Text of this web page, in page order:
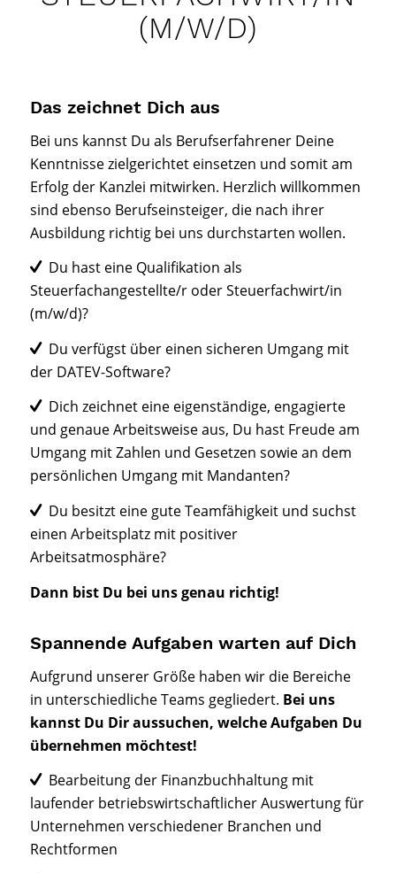
(M/W/D)
Das zeichnet Dich aus
Bei uns kannst Du als Berufserfahrener Deine
Kenntnisse zielgerichtet einsetzen und somit am
Erfolg der Kanzlei mitwirken. Herzlich willkommen
sind ebenso Berufseinsteiger, die nach ihrer
Ausbildung richtig bei uns durchstarten wollen.
Du hast eine Qualifikation als
Steuerfachangestellte/r oder Steuerfachwirt/in
(m/w/d)?
Du verfügst über einen sicheren Umgang mit
der DATEV-Software?
Dich zeichnet eine eigenständige, engagierte
und genaue Arbeitsweise aus, Du hast Freude am
Umgang mit Zahlen und Gesetzen sowie an dem
persönlichen Umgang mit Mandanten?
Du besitzt eine gute Teamfähigkeit und suchst
einen Arbeitsplatz mit positiver
Arbeitsatmosphäre?
Dann bist Du bei uns genau richtig!
Spannende Aufgaben warten auf Dich
Aufgrund unserer Größe haben wir die Bereiche
in unterschiedliche Teams gegliedert. Bei uns
kannst Du Dir aussuchen, welche Aufgaben Du
übernehmen möchtest!
Bearbeitung der Finanzbuchhaltung mit
laufender betriebswirtschaftlicher Auswertung für
Unternehmen verschiedener Branchen und
Rechtformen